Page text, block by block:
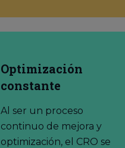
Optimización
constante
Al ser un proceso
continuo de mejora y
optimización, el CRO se